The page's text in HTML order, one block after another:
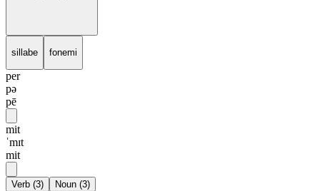
sillabe fonemi
per
pə
pē
mit
ˈmɪt
mit
Verb (3) Noun (3)